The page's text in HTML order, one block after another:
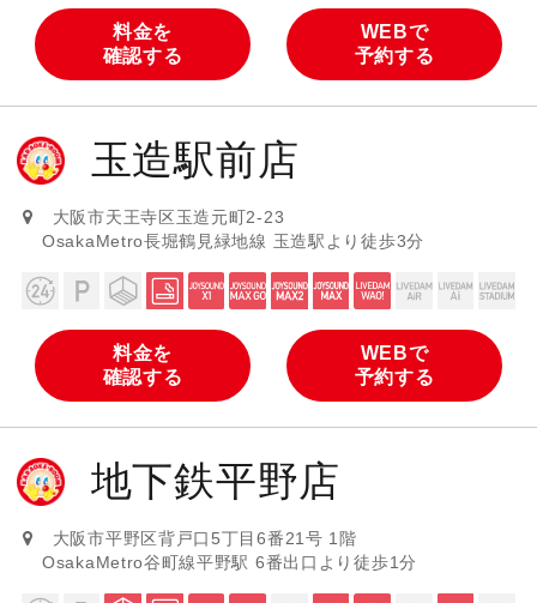
料金を
確認する
WEBで
予約する
玉造駅前店
大阪市天王寺区玉造元町2-23
OsakaMetro長堀鶴見緑地線 玉造駅より徒歩3分
料金を
確認する
WEBで
予約する
地下鉄平野店
大阪市平野区背戸口5丁目6番21号 1階
OsakaMetro谷町線平野駅 6番出口より徒歩1分